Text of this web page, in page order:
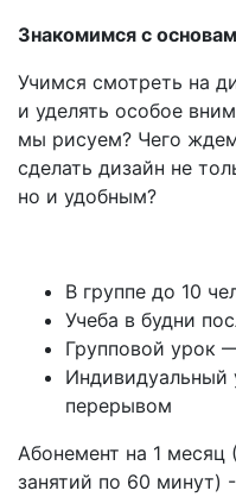
Знакомимся с
Учимся смотреть на
и уделять особое
мы рисуем? Чего
сделать дизайн не
но и удобным?
В группе до 10
Учеба в будни
Групповой урок
перерывом
Абонемент на 1
занятий по 60 минут)